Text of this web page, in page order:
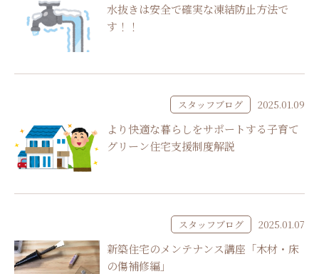
水抜きは安全で確実な凍結防止方法で
す！！
スタッフブログ 2025.01.09
より快適な暮らしをサポートする子育て
グリーン住宅支援制度解説
スタッフブログ 2025.01.07
新築住宅のメンテナンス講座「木材・床
の傷補修編」